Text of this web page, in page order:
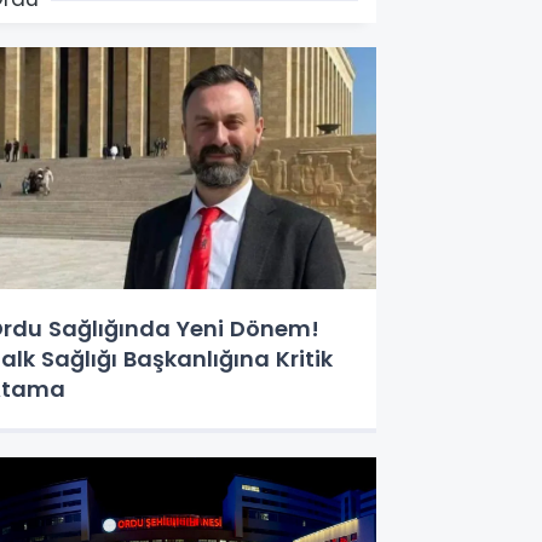
Sağlığında Yeni Dönem!
Sağlığı Başkanlığına Kritik